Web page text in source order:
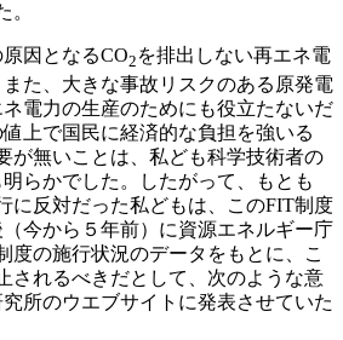
。
因となるCO2 を排出しない再エネ電
た、大きな事故リスクのある原発電
電力の生産のためにも役立たないだ
上で国民に経済的な負担を強いる
が無いことは、私ども科学技術者の
らかでした。したがって、もとも
に反対だった私どもは、このFIT制度
今から５年前）に資源エネルギー庁
度の施行状況のデータをもとに、こ
されるべきだとして、次のような意
所のウエブサイトに発表させていた